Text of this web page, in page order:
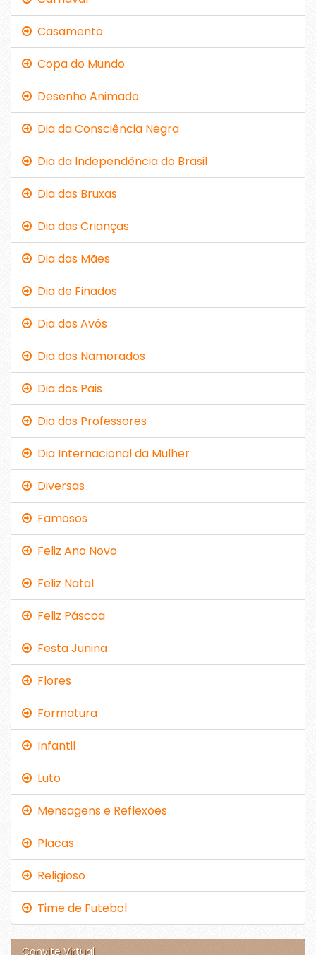
Casamento
Copa do Mundo
Desenho Animado
Dia da Consciência Negra
Dia da Independência do Brasil
Dia das Bruxas
Dia das Crianças
Dia das Mães
Dia de Finados
Dia dos Avós
Dia dos Namorados
Dia dos Pais
Dia dos Professores
Dia Internacional da Mulher
Diversas
Famosos
Feliz Ano Novo
Feliz Natal
Feliz Páscoa
Festa Junina
Flores
Formatura
Infantil
Luto
Mensagens e Reflexões
Placas
Religioso
Time de Futebol
Convite Virtual